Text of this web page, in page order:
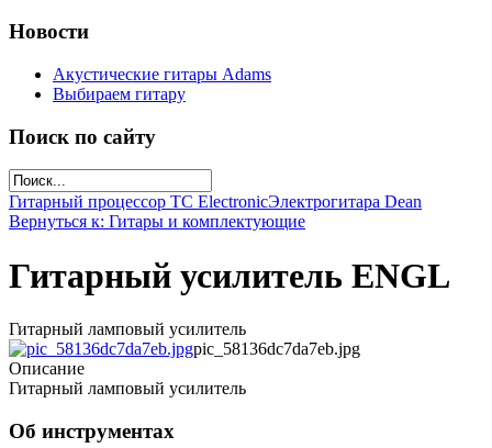
Новости
Акустические гитары Adams
Выбираем гитару
Поиск по сайту
Гитарный процессор TC ElectronicЭлектрогитара Dean
Вернуться к: Гитары и комплектующие
Гитарный усилитель ENGL
Гитарный ламповый усилитель
pic_58136dc7da7eb.jpg
Описание
Гитарный ламповый усилитель
Об инструментах